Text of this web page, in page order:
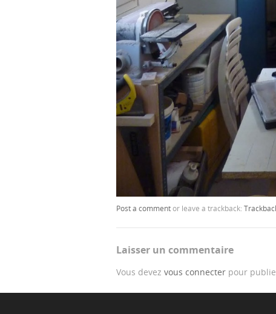
Post a commentor leave a trackback:
Laisser un commentaire
Vous devez vous connecter pour